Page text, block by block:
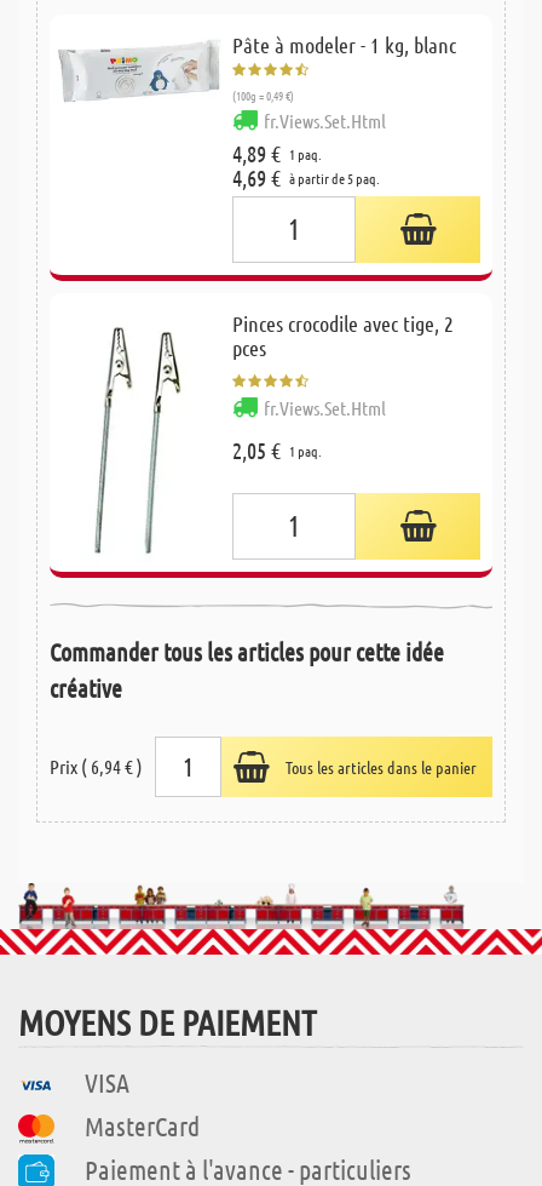
Pâte à modeler - 1 kg, blanc
(100g = 0,49 €)
fr.Views.Set.Html
4,89 € 1 paq.
4,69 € à partir de 5 paq.
Pinces crocodile avec tige, 2
pces
fr.Views.Set.Html
2,05 € 1 paq.
Commander tous les articles pour cette idée
créative
Prix ( 6,94 € ) Tous les articles dans le panier
MOYENS DE PAIEMENT
VISA
MasterCard
Paiement à l'avance - particuliers